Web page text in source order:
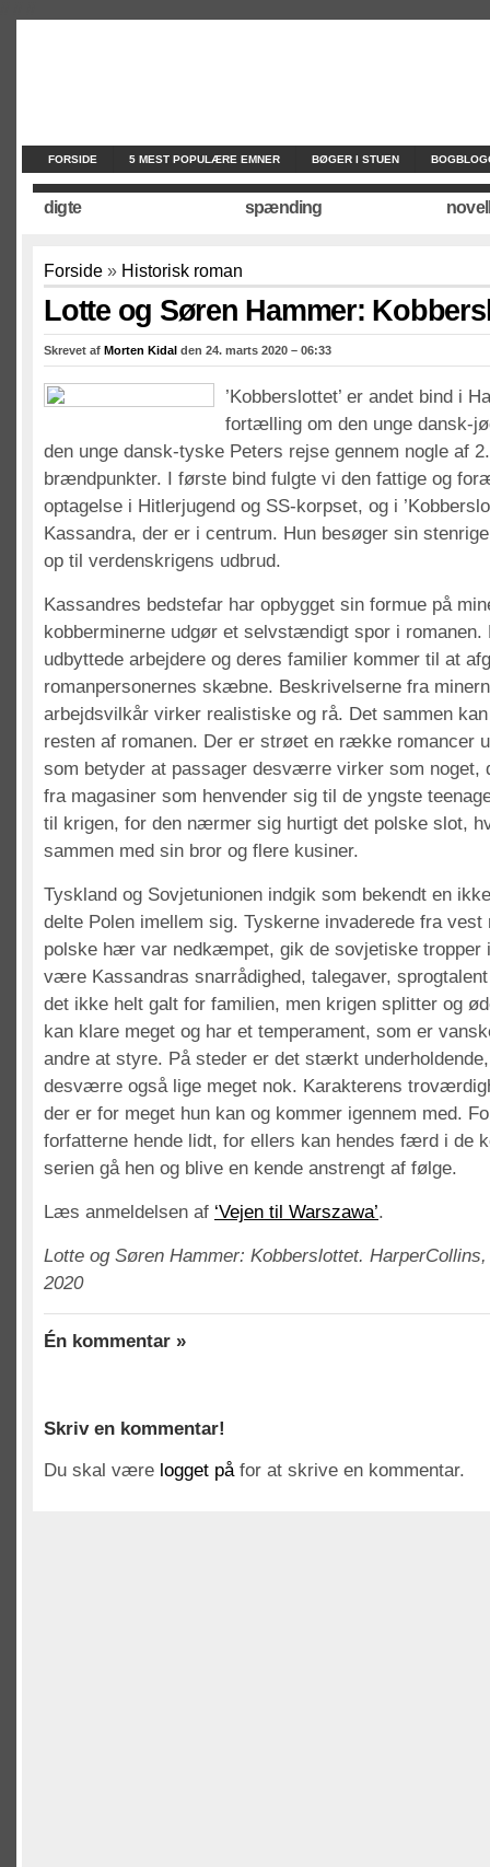
FORSIDE 5 MEST POPULÆRE EMNER BØGER I STUEN
digte spænding
Forside » Historisk roman
Lotte og Søren Hammer:
Skrevet af Morten Kidal den 24. marts 2020 – 06:33
’Kobberslottet’ er andet bind i
fortælling om den unge dansk-
den unge dansk-tyske Peters rejse gennem nogle af
brændpunkter. I første bind fulgte vi den fattige og
optagelse i Hitlerjugend og SS-korpset, og i
Kassandra, der er i centrum. Hun besøger sin
op til verdenskrigens udbrud.
Kassandres bedstefar har opbygget sin formue på
kobberminerne udgør et selvstændigt spor i romanen.
udbyttede arbejdere og deres familier kommer til at
romanpersonernes skæbne. Beskrivelserne fra
arbejdsvilkår virker realistiske og rå. Det sammen
resten af romanen. Der er strøet en række romancer
som betyder at passager desværre virker som noget,
fra magasiner som henvender sig til de yngste
til krigen, for den nærmer sig hurtigt det polske slot,
sammen med sin bror og flere kusiner.
Tyskland og Sovjetunionen indgik som bekendt en
delte Polen imellem sig. Tyskerne invaderede fra vest
polske hær var nedkæmpet, gik de sovjetiske tropper
være Kassandras snarrådighed, talegaver,
det ikke helt galt for familien, men krigen splitter og
kan klare meget og har et temperament, som er
andre at styre. På steder er det stærkt
desværre også lige meget nok. Karakterens
der er for meget hun kan og kommer igennem med.
forfatterne hende lidt, for ellers kan hendes færd i de
serien gå hen og blive en kende anstrengt af følge.
Læs anmeldelsen af ‘Vejen til Warszawa’.
Lotte og Søren Hammer: Kobberslottet.
2020
Én kommentar »
Skriv en kommentar!
Du skal være logget påfor at skrive en kommentar.